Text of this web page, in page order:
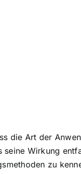
die Art der
seine Wirkung
zu